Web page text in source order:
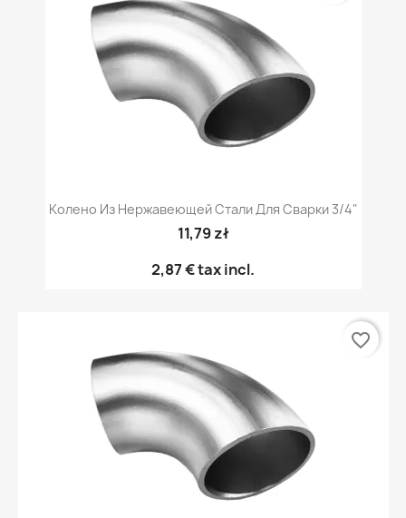
Колено Из Нержавеющей Стали Для Сварки 3/4"
11,79 zł
2,87 €tax incl.
favorite_border